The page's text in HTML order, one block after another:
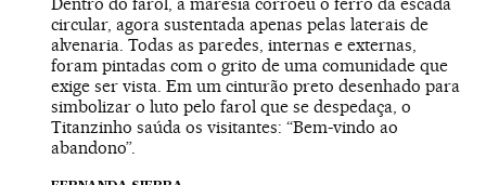
circular, agora sustentada apenas pelas laterais de
alvenaria. Todas as paredes, internas e externas,
foram pintadas com o grito de uma comunidade que
exige ser vista. Em um cinturão preto desenhado para
simbolizar o luto pelo farol que se despedaça, o
Titanzinho saúda os visitantes: “Bem-vindo ao
abandono”.